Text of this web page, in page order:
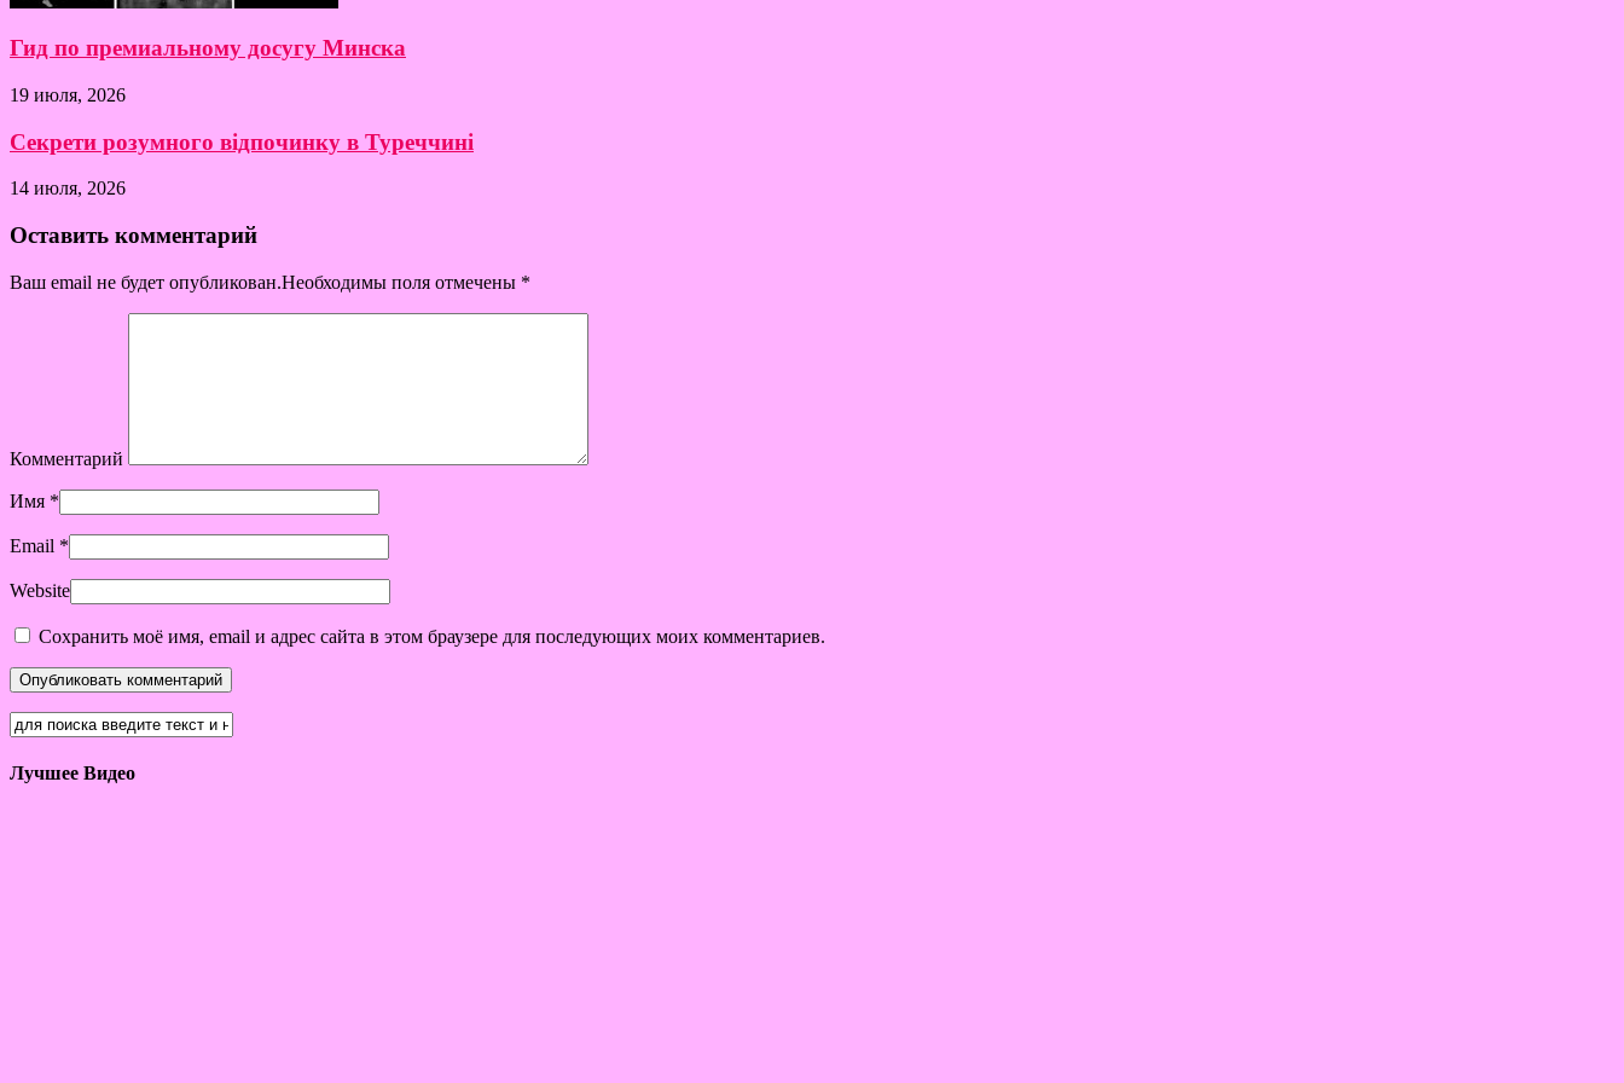
Гид по премиальному досугу Минска
19 июля, 2026
Секрети розумного відпочинку в Туреччині
14 июля, 2026
Оставить комментарий
Ваш email не будет опубликован.Необходимы поля отмечены *
Комментарий
Имя *
Email *
Website
Сохранить моё имя, email и адрес сайта в этом браузере для последующих моих комментариев.
Лучшее Видео